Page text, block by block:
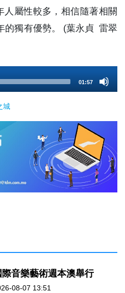
人屬性較多，相信隨著相關
的獨有優勢。 (葉永貞 雷翠
01:57
城
際音樂藝術週本澳舉行
08-07 13:51